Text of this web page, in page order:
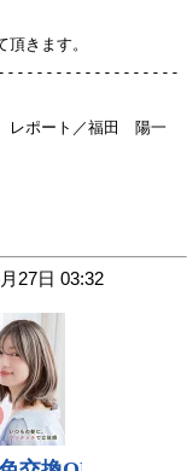
きます。
　陽一
27日 03:32